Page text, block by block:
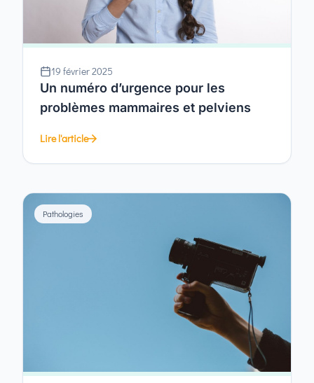
19 février 2025
Un numéro d’urgence pour les
problèmes mammaires et pelviens
Lire l'article
Pathologies